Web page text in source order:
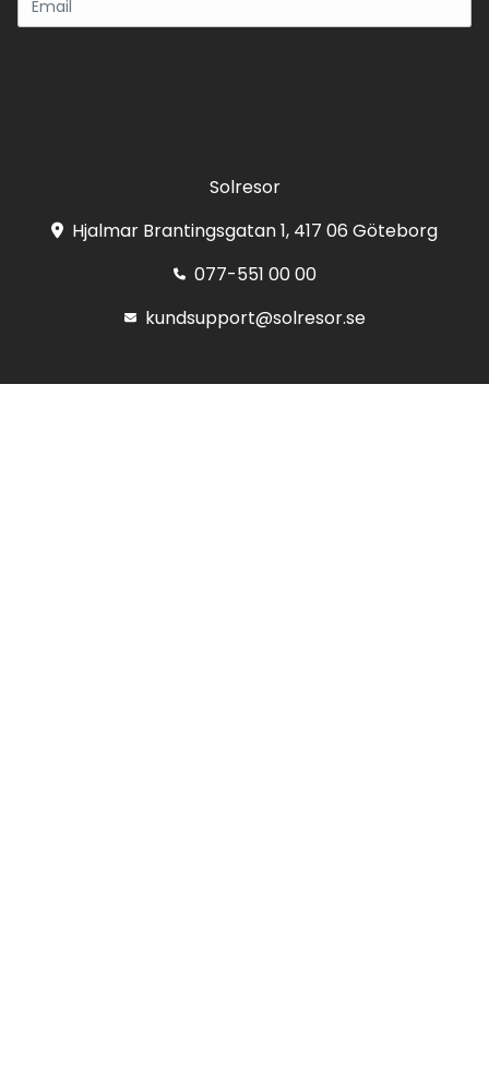
Solresor
Hjalmar Brantingsgatan 1, 417 06 Göteborg
077-551 00 00
kundsupport@solresor.se